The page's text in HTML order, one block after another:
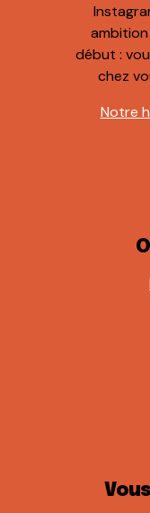
ambition
début :
chez
Notre